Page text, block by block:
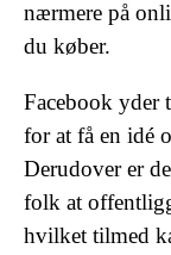
nærmere på
du køber.
Facebook yder
for at få en idé
Derudover er
folk at
hvilket tilmed